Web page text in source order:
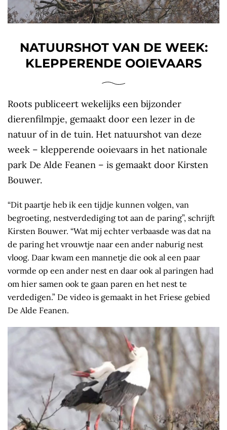
NATUURSHOT VAN DE WEEK:
KLEPPERENDE OOIEVAARS
Roots publiceert wekelijks een bijzonder
dierenfilmpje, gemaakt door een lezer in de
natuur of in de tuin. Het natuurshot van deze
week – klepperende ooievaars in het nationale
park De Alde Feanen – is gemaakt door Kirsten
Bouwer.
“Dit paartje heb ik een tijdje kunnen volgen, van
begroeting, nestverdediging tot aan de paring”, schrijft
Kirsten Bouwer. “Wat mij echter verbaasde was dat na
de paring het vrouwtje naar een ander naburig nest
vloog. Daar kwam een mannetje die ook al een paar
vormde op een ander nest en daar ook al paringen had
om hier samen ook te gaan paren en het nest te
verdedigen.” De video is gemaakt in het Friese gebied
De Alde Feanen.